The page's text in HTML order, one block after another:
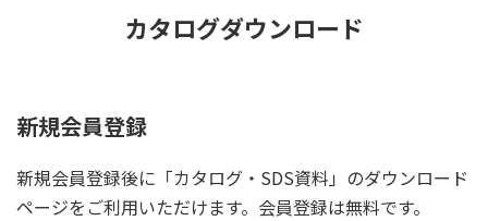
カタログダウンロード
新規会員登録
新規会員登録後に「カタログ・SDS資料」のダウンロード
ページをご利用いただけます。会員登録は無料です。